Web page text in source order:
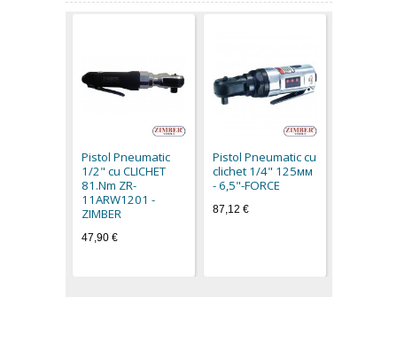
Pistol Pneumatic
1/2" cu CLICHET
81.Nm ZR-
11ARW1201 -
ZIMBER
47,90 €
Pistol Pneumatic cu
clichet 1/4" 125мм
- 6,5"-FORCE
87,12 €